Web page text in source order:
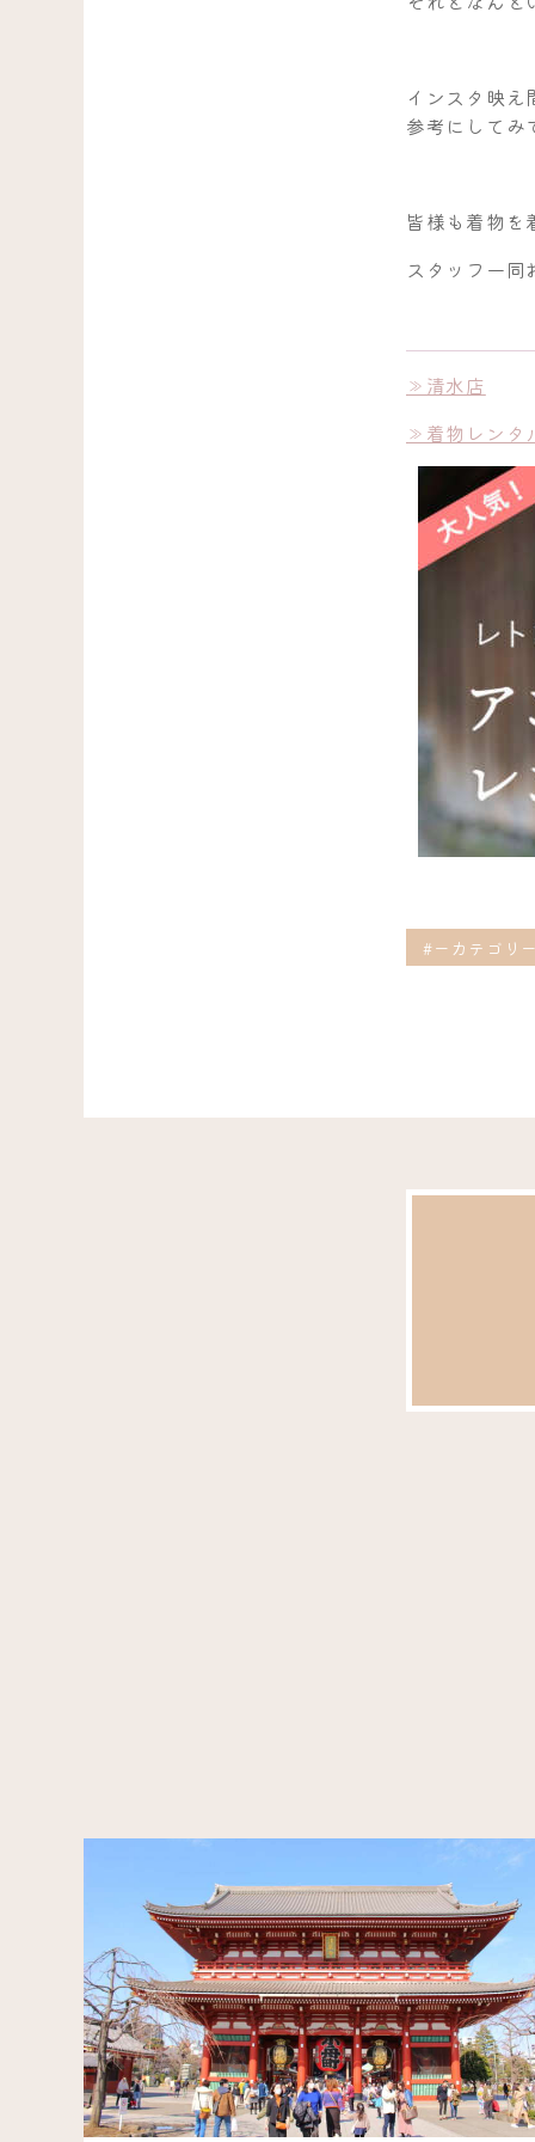
インスタ映
参考にして
皆様も着物を
スタッフ一同
≫清水店
≫着物レンタ
#ーカテゴリ